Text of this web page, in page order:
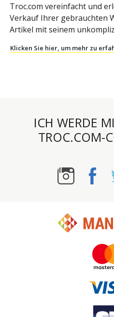
Troc.com vereinfacht und
Verkauf Ihrer gebrauchten
Artikel mit seinem
Klicken Sie hier, um mehr zu
ICH WERDE
TROC.COM-